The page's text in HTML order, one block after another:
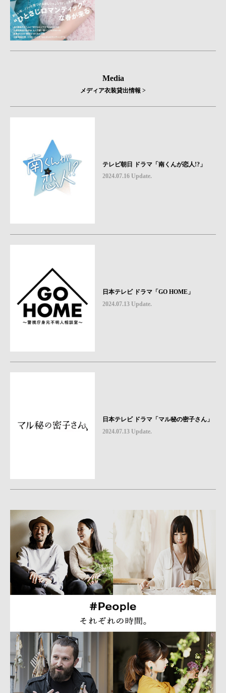
Media
メディア衣装貸出情報 >
テレビ朝日 ドラマ「南くんが恋人!?」
2024.07.16 Update.
日本テレビ ドラマ「GO HOME」
2024.07.13 Update.
日本テレビ ドラマ「マル秘の密子さん」
2024.07.13 Update.